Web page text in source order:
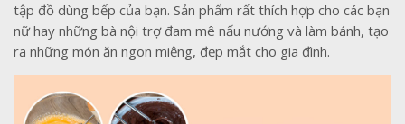
tập đồ dùng bếp của bạn. Sản phẩm rất thích hợp cho các bạn
nữ hay những bà nội trợ đam mê nấu nướng và làm bánh, tạo
ra những món ăn ngon miệng, đẹp mắt cho gia đình.